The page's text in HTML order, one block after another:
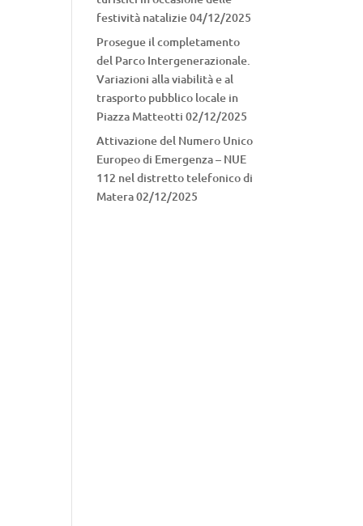
festività natalizie04/12/2025
Prosegue il completamento
del Parco Intergenerazionale.
Variazioni alla viabilità e al
trasporto pubblico locale in
Piazza Matteotti 02/12/2025
Attivazione del Numero Unico
Europeo di Emergenza – NUE
112 nel distretto telefonico di
Matera02/12/2025